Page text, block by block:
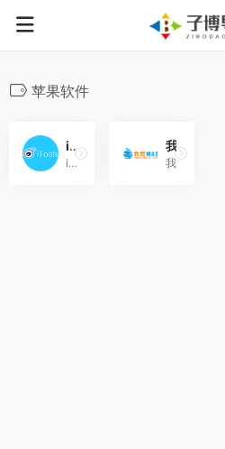
苹果软件
iTools苹果官网
iTools是一款专业的设备管理助手。iTools苹果官网为苹果用户提供正版苹果手机助手下载。
我爱MAC
我爱MAC是专业提供Mac软件、Mac游戏、苹果电脑软件、苹果笔记本macbook软件等下载的网站，为喜欢Mac的用户提供专业的Mac软件下载的平台。